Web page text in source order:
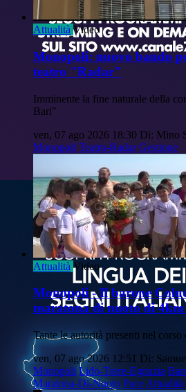
Attualità Video
Monopoli: nuovo bando
teatro "Radar"
Imminente la fine naturale della
Bari"
ven, 07 ago 2026 18:30 Di: Mino
Monopoli Teatro-Radar Gestione
Attualità Video
Monopoli - Il barone
maratona di nuoto di 4km
Tante le autorità presenti nel corso
ven, 07 ago 2026 12:51 Di:
Monopoli Lido-Torre-Egnazia
Maratona-Di-Nuoto Pace Attualità